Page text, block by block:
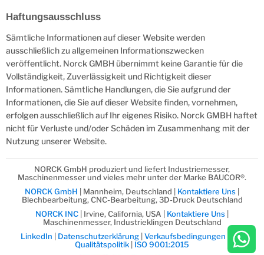
Haftungsausschluss
Sämtliche Informationen auf dieser Website werden
ausschließlich zu allgemeinen Informationszwecken
veröffentlicht. Norck GMBH übernimmt keine Garantie für die
Vollständigkeit, Zuverlässigkeit und Richtigkeit dieser
Informationen. Sämtliche Handlungen, die Sie aufgrund der
Informationen, die Sie auf dieser Website finden, vornehmen,
erfolgen ausschließlich auf Ihr eigenes Risiko. Norck GMBH haftet
nicht für Verluste und/oder Schäden im Zusammenhang mit der
Nutzung unserer Website.
NORCK GmbH produziert und liefert Industriemesser,
Maschinenmesser und vieles mehr unter der Marke BAUCOR®.
NORCK GmbH
| Mannheim, Deutschland | Kontaktiere Uns
Blechbearbeitung, CNC-Bearbeitung, 3D-Druck Deutschland
NORCK INC | Irvine, California, USA | Kontaktiere Uns
Maschinenmesser, Industrieklingen Deutschland
LinkedIn
Datenschutzerklärung Verkaufsbedingungen
Die
Qualitätspolitik
ISO 9001:2015